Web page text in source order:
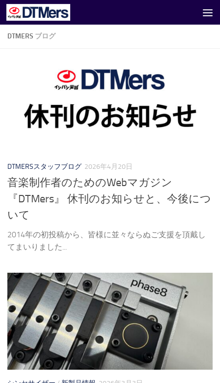
コンテンツへスキップ
DTMERS ブログ
DTMERSスタッフブログ 2026年4月20日
音楽制作者のためのWebマガジン
『DTMers』 休刊のお知らせと、今後につ
いて
2014年の初投稿から、皆様に並々ならぬご支援を頂戴し
てまいりました...